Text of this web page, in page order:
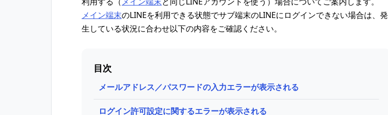
メイン端末のLINEを利用できる状態でサブ端末のLINEにログインできない場合は、発
生している状況に合わせ以下の内容をご確認ください。
目次
メールアドレス／パスワードの入力エラーが表示される
ログイン許可設定に関するエラーが表示される